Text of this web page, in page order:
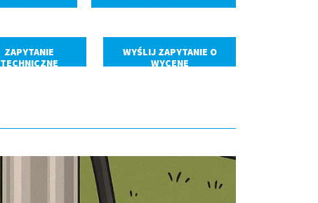
ZAPYTANIE
TECHNICZNE
WYŚLIJ ZAPYTANIE O
WYCENĘ